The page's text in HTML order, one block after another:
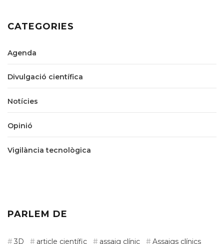
CATEGORIES
Agenda
Divulgació científica
Notícies
Opinió
Vigilància tecnològica
PARLEM DE
3D article científic assaig clínic Assaigs clínics